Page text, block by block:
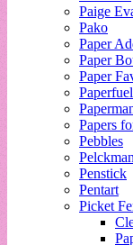
Paige
Pako
Paper
Paper
Paper
Paperfuel
Papers
Pebbles
Penstick
Pentart
Picket